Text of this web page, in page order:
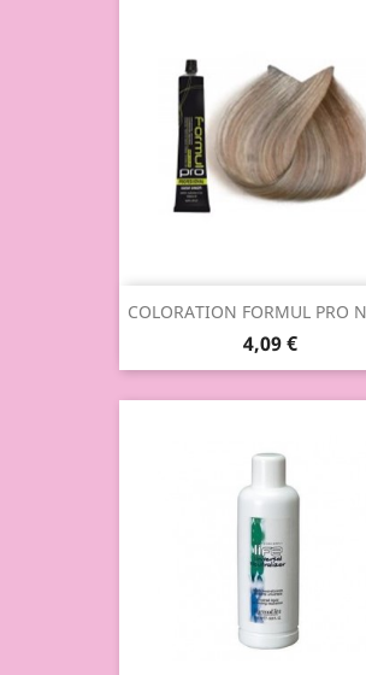
COLORATION FORMUL PRO
4,09 €